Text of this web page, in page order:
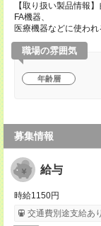
【取り扱い製品情報
FA機器、
医療機器などに使わ
職場の雰囲気
年齢層
募集情報
給与
時給1150円
交通費別途支給あり